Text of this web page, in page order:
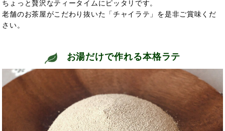
ちょっと贅沢なティータイムにピッタリです。
老舗のお茶屋がこだわり抜いた「チャイラテ」を是非ご賞味くだ
さい。
お湯だけで作れる本格ラテ